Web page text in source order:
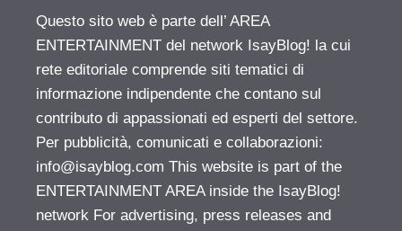
Questo sito web è parte dell’ AREA
ENTERTAINMENT del network IsayBlog! la cui
rete editoriale comprende siti tematici di
informazione indipendente che contano sul
contributo di appassionati ed esperti del settore.
Per pubblicità, comunicati e collaborazioni:
info@isayblog.com This website is part of the
ENTERTAINMENT AREA inside the IsayBlog!
network For advertising, press releases and